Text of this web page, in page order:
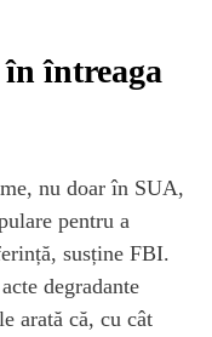
întreaga
nu doar în SUA,
pentru a
susține FBI.
degradante
arată că, cu cât